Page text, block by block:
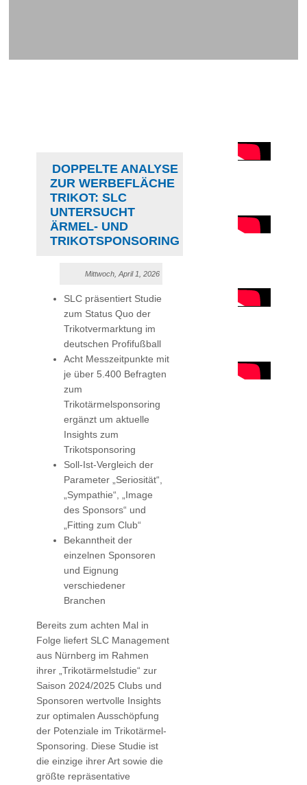
DOPPELTE ANALYSE
ZUR WERBEFLÄCHE
TRIKOT: SLC
UNTERSUCHT
ÄRMEL- UND
TRIKOTSPONSORING
Mittwoch, April 1, 2026
SLC präsentiert Studie
zum Status Quo der
Trikotvermarktung im
deutschen Profifußball
Acht Messzeitpunkte mit
je über 5.400 Befragten
zum
Trikotärmelsponsoring
ergänzt um aktuelle
Insights zum
Trikotsponsoring
Soll-Ist-Vergleich der
Parameter „Seriosität“,
„Sympathie“, „Image
des Sponsors“ und
„Fitting zum Club“
Bekanntheit der
einzelnen Sponsoren
und Eignung
verschiedener
Branchen
Bereits zum achten Mal in
Folge liefert SLC Management
aus Nürnberg im Rahmen
ihrer „Trikotärmelstudie“ zur
Saison 2024/2025 Clubs und
Sponsoren wertvolle Insights
zur optimalen Ausschöpfung
der Potenziale im Trikotärmel-
Sponsoring. Diese Studie ist
die einzige ihrer Art sowie die
größte repräsentative